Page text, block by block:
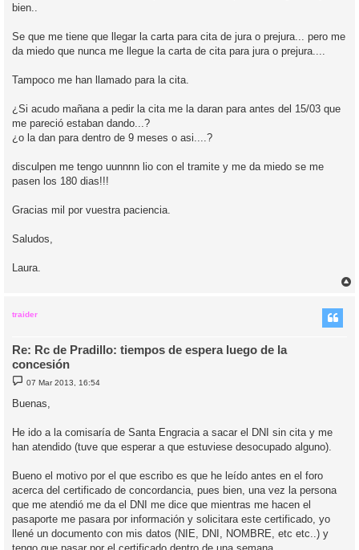
bien..
Se que me tiene que llegar la carta para cita de jura o prejura... pero me
da miedo que nunca me llegue la carta de cita para jura o prejura....
Tampoco me han llamado para la cita.
¿Si acudo mañana a pedir la cita me la daran para antes del 15/03 que
me pareció estaban dando...?
¿o la dan para dentro de 9 meses o asi....?
disculpen me tengo uunnnn lio con el tramite y me da miedo se me
pasen los 180 dias!!!
Gracias mil por vuestra paciencia.
Saludos,
Laura.
traider
Re: Rc de Pradillo: tiempos de espera luego de la
concesión
M
s
e
07 Mar 2013, 16:54
Buenas,
He ido a la comisaría de Santa Engracia a sacar el DNI sin cita y me
han atendido (tuve que esperar a que estuviese desocupado alguno).
Bueno el motivo por el que escribo es que he leído antes en el foro
acerca del certificado de concordancia, pues bien, una vez la persona
que me atendió me da el DNI me dice que mientras me hacen el
pasaporte me pasara por información y solicitara este certificado, yo
llené un documento con mis datos (NIE, DNI, NOMBRE, etc etc..) y